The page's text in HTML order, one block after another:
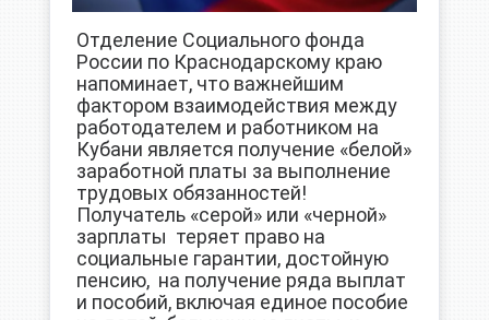
Отделение Социального фонда
России по Краснодарскому краю
напоминает, что важнейшим
фактором взаимодействия между
работодателем и работником на
Кубани является получение «белой»
заработной платы за выполнение
трудовых обязанностей!
Получатель «серой» или «черной»
зарплаты теряет право на
социальные гарантии, достойную
пенсию, на получение ряда выплат
и пособий, включая единое пособие